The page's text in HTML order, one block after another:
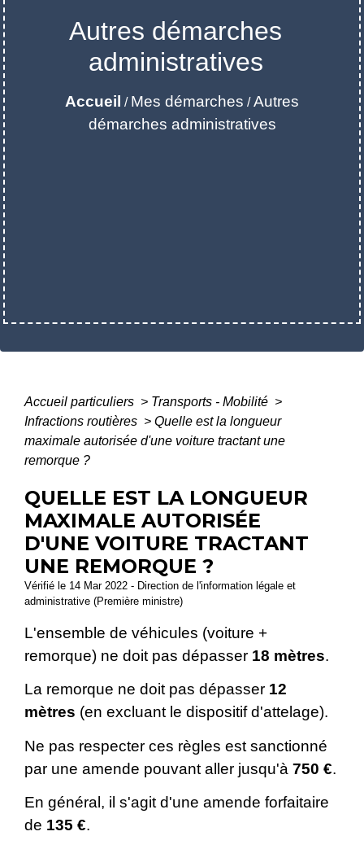
Autres démarches
administratives
Accueil / Mes démarches /Autres
démarches administratives
Accueil particuliers > Transports - Mobilité >
Infractions routières > Quelle est la longueur
maximale autorisée d'une voiture tractant une
remorque ?
QUELLE EST LA LONGUEUR
MAXIMALE AUTORISÉE
D'UNE VOITURE TRACTANT
UNE REMORQUE ?
Vérifié le 14 Mar 2022 - Direction de l'information légale et
administrative (Première ministre)
L'ensemble de véhicules (voiture +
remorque) ne doit pas dépasser 18 mètres.
La remorque ne doit pas dépasser 12
mètres (en excluant le dispositif d'attelage).
Ne pas respecter ces règles est sanctionné
par une amende pouvant aller jusqu'à 750 €.
En général, il s'agit d'une amende forfaitaire
de 135 €.